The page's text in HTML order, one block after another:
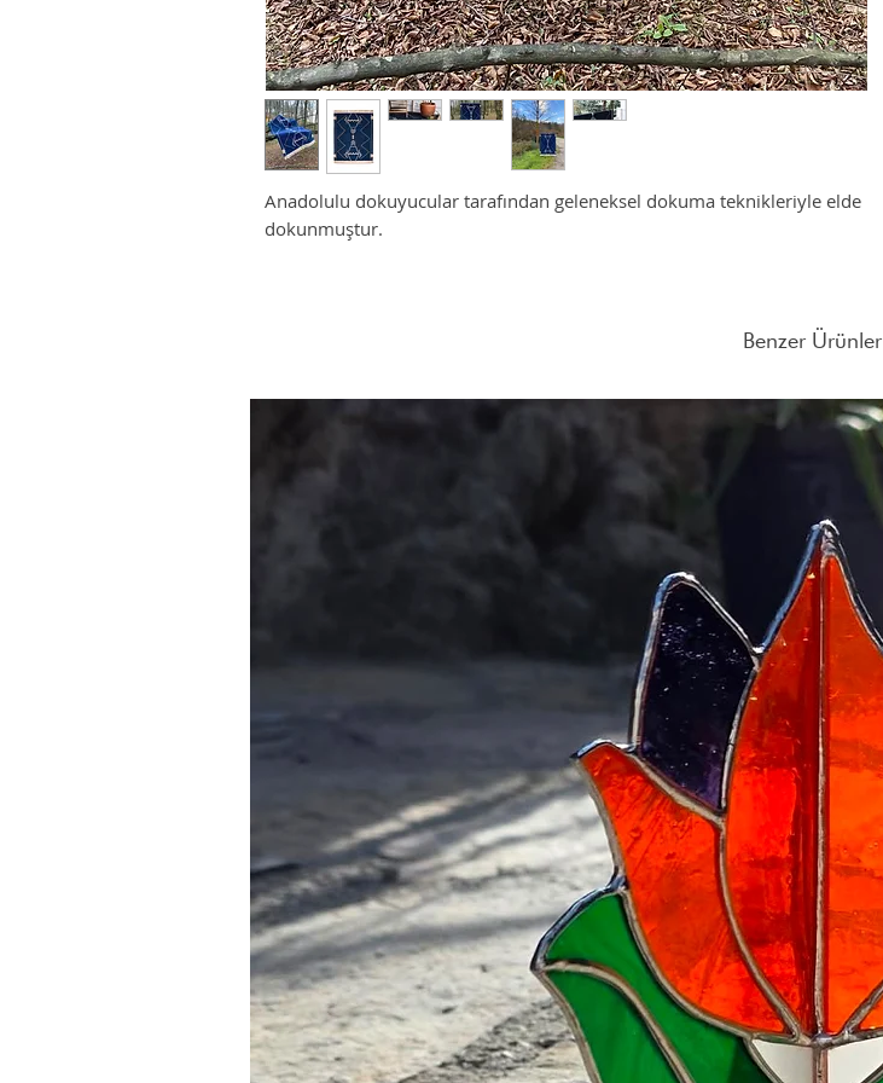
Anadolulu dokuyucular tarafından geleneksel dokuma teknikleriyle elde
dokunmuştur.
Benzer Ürünler